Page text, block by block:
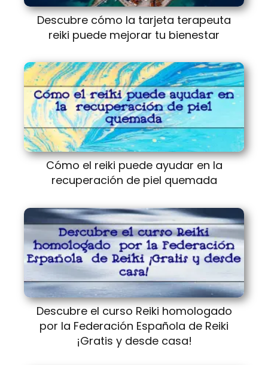
Descubre cómo la tarjeta terapeuta
reiki puede mejorar tu bienestar
Cómo el reiki puede ayudar en la
recuperación de piel quemada
Descubre el curso Reiki homologado
por la Federación Española de Reiki
¡Gratis y desde casa!